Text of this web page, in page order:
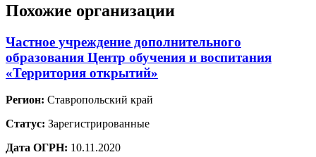
Похожие организации
Частное учреждение дополнительного
образования Центр обучения и воспитания
«Территория открытий»
Регион: Ставропольский край
Статус: Зарегистрированные
Дата ОГРН: 10.11.2020